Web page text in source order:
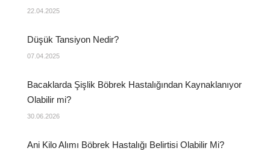
22.04.2025
Düşük Tansiyon Nedir?
07.04.2025
Bacaklarda Şişlik Böbrek Hastalığından Kaynaklanıyor
Olabilir mi?
30.06.2026
Ani Kilo Alımı Böbrek Hastalığı Belirtisi Olabilir Mi?